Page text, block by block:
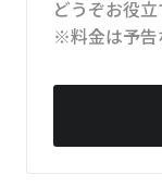
どうぞお役立
※料金は予告